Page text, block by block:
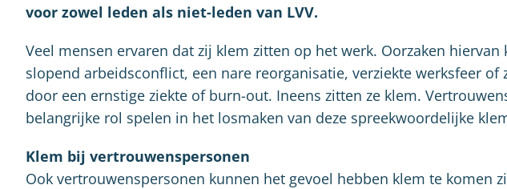
voor zowel leden als niet-leden van LVV.
Veel mensen ervaren dat zij klem zitten op het werk. Oorzaken hiervan
slopend arbeidsconflict, een nare reorganisatie, verziekte werksfeer of
door een ernstige ziekte of burn-out. Ineens zitten ze klem.
belangrijke rol spelen in het losmaken van deze spreekwoordelijke
Klem bij vertrouwenspersonen
Ook vertrouwenspersonen kunnen het gevoel hebben klem te komen